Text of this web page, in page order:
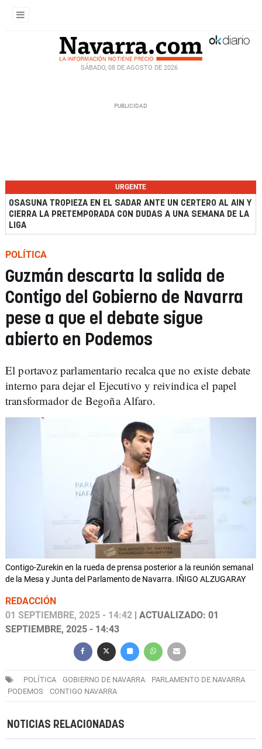
SÁBADO, 08 DE AGOSTO DE 2026
URGENTE
OSASUNA TROPIEZA EN EL SADAR ANTE UN CERTERO AL AIN Y
CIERRA LA PRETEMPORADA CON DUDAS A UNA SEMANA DE LA
LIGA
POLÍTICA
Guzmán descarta la salida de
Contigo del Gobierno de Navarra
pese a que el debate sigue
abierto en Podemos
El portavoz parlamentario recalca que no existe debate
interno para dejar el Ejecutivo y reivindica el papel
transformador de Begoña Alfaro.
Contigo-Zurekin en la rueda de prensa posterior a la reunión semanal
de la Mesa y Junta del Parlamento de Navarra. IÑIGO ALZUGARAY
REDACCIÓN
01 SEPTIEMBRE, 2025 - 14:42 | ACTUALIZADO: 01
SEPTIEMBRE, 2025 - 14:43
POLÍTICA GOBIERNO DE NAVARRA
PARLAMENTO DE NAVARRA
PODEMOS
CONTIGO NAVARRA
NOTICIAS RELACIONADAS